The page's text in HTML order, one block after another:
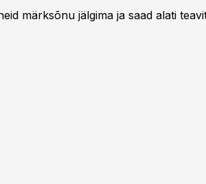
märksõnu jälgima ja saad alati